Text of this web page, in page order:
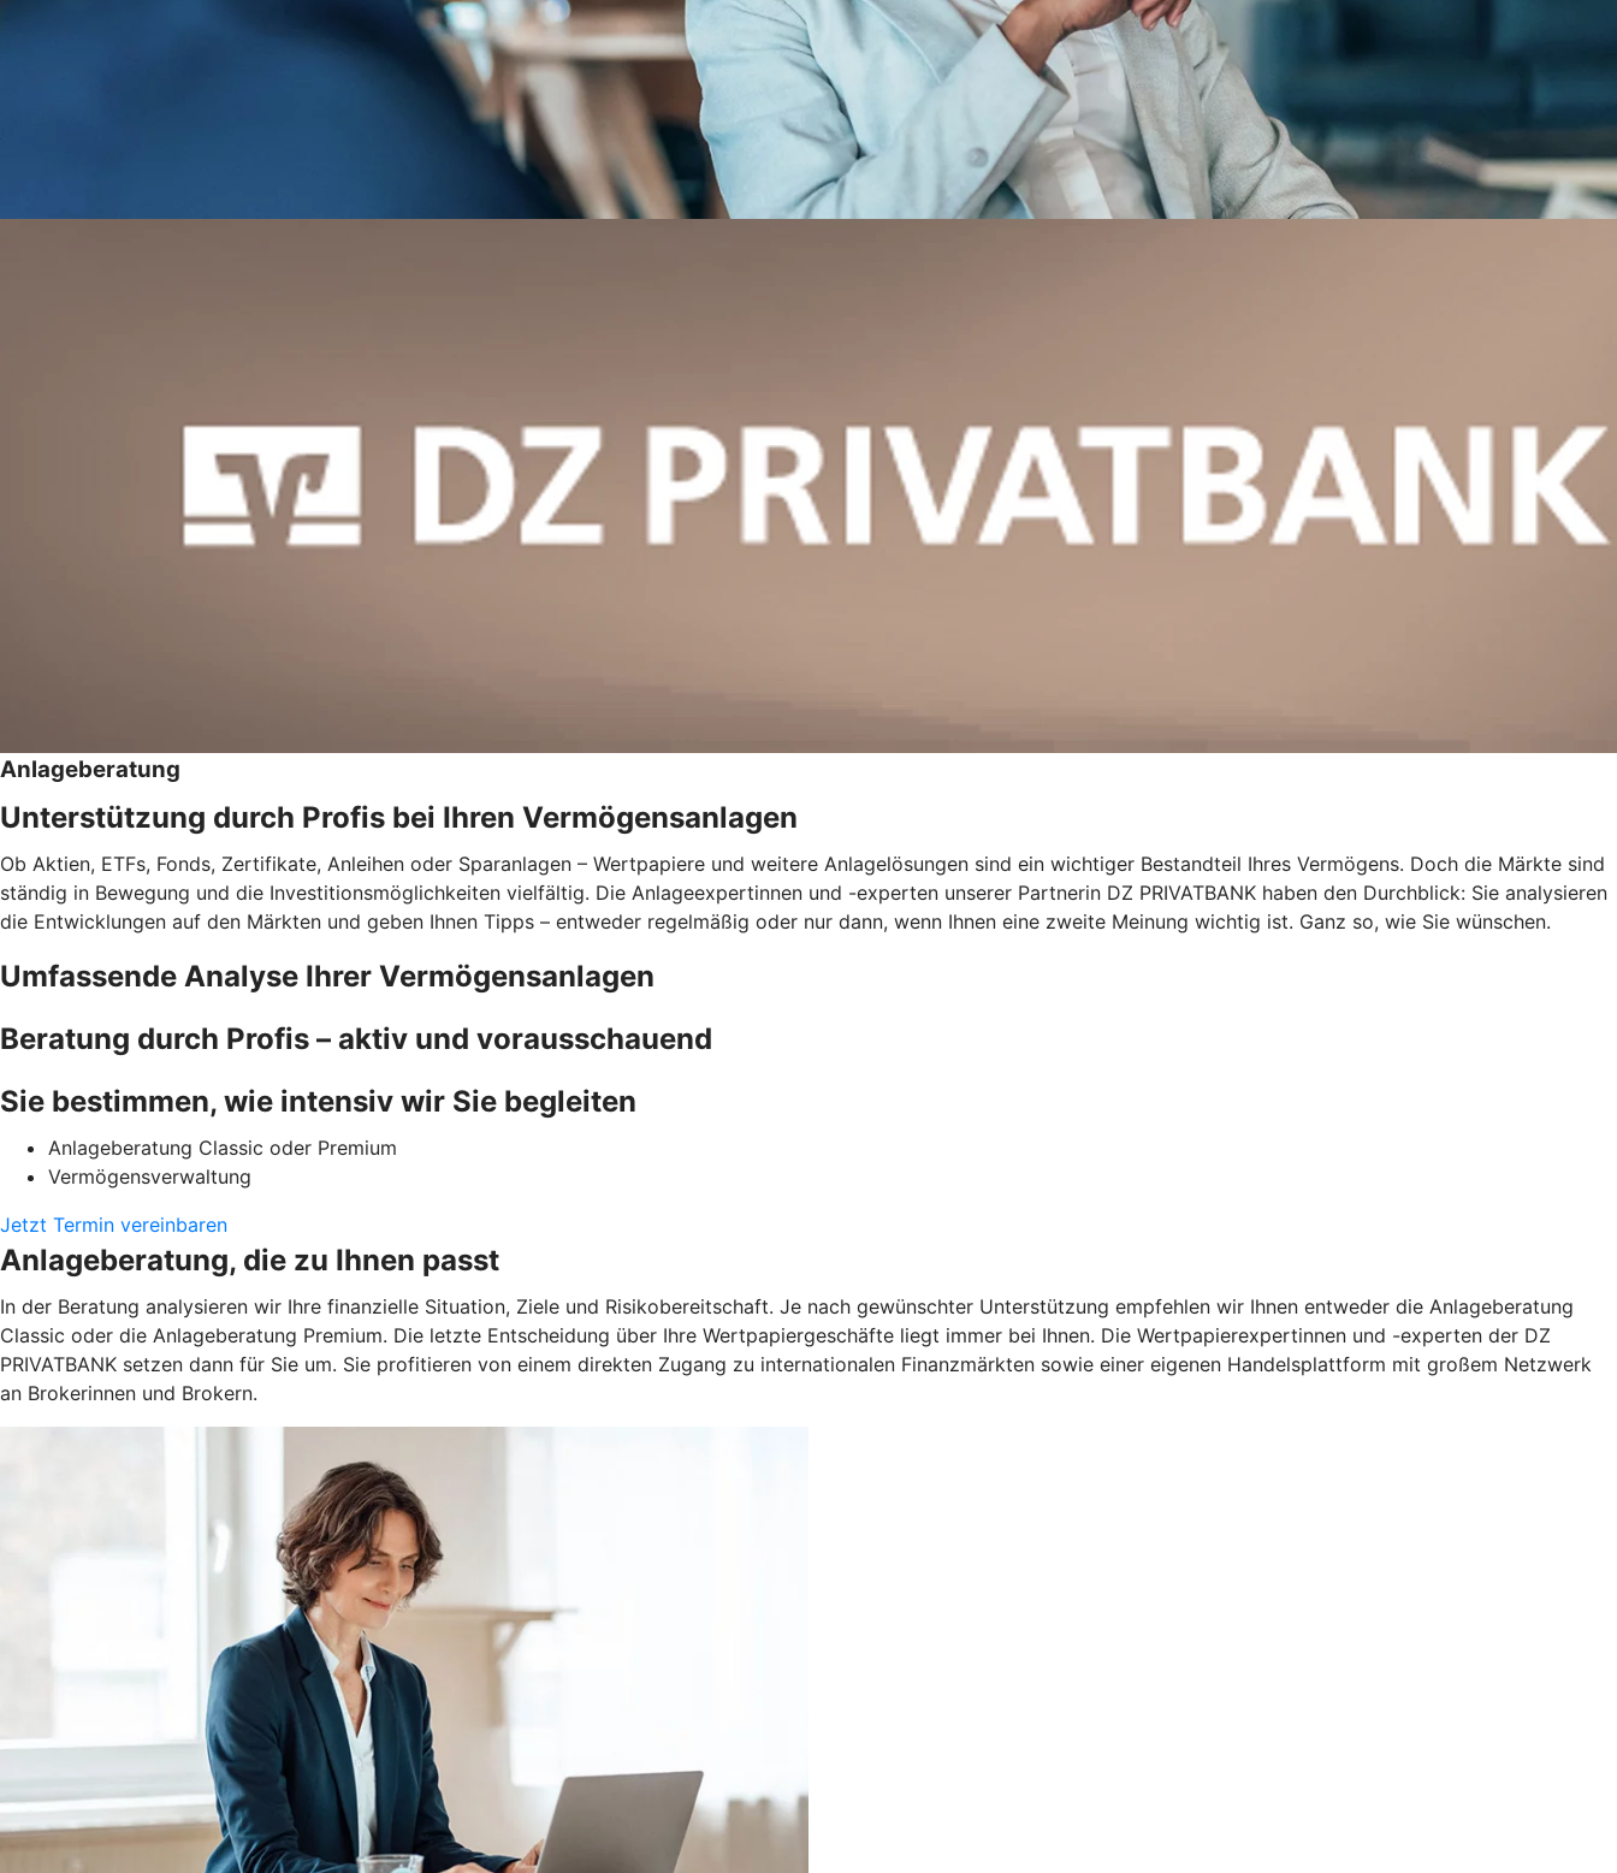
Anlageberatung
Unterstützung durch Profis bei Ihren Vermögensanlagen
Ob Aktien, ETFs, Fonds, Zertifikate, Anleihen oder Sparanlagen – Wertpapiere und weitere Anlagelösungen sind ein wichtiger Bestandteil Ihres Vermögens. Doch die Märkte sind
ständig in Bewegung und die Investitionsmöglichkeiten vielfältig. Die Anlageexpertinnen und -experten unserer Partnerin DZ PRIVATBANK haben den Durchblick: Sie analysieren
die Entwicklungen auf den Märkten und geben Ihnen Tipps – entweder regelmäßig oder nur dann, wenn Ihnen eine zweite Meinung wichtig ist. Ganz so, wie Sie wünschen.
Umfassende Analyse Ihrer Vermögensanlagen
Beratung durch Profis – aktiv und vorausschauend
Sie bestimmen, wie intensiv wir Sie begleiten
Anlageberatung Classic oder Premium
Vermögensverwaltung
Jetzt Termin vereinbaren
Anlageberatung, die zu Ihnen passt
In der Beratung analysieren wir Ihre finanzielle Situation, Ziele und Risikobereitschaft. Je nach gewünschter Unterstützung empfehlen wir Ihnen entweder die Anlageberatung
Classic oder die Anlageberatung Premium. Die letzte Entscheidung über Ihre Wertpapiergeschäfte liegt immer bei Ihnen. Die Wertpapierexpertinnen und -experten der DZ
PRIVATBANK setzen dann für Sie um. Sie profitieren von einem direkten Zugang zu internationalen Finanzmärkten sowie einer eigenen Handelsplattform mit großem Netzwerk
an Brokerinnen und Brokern.